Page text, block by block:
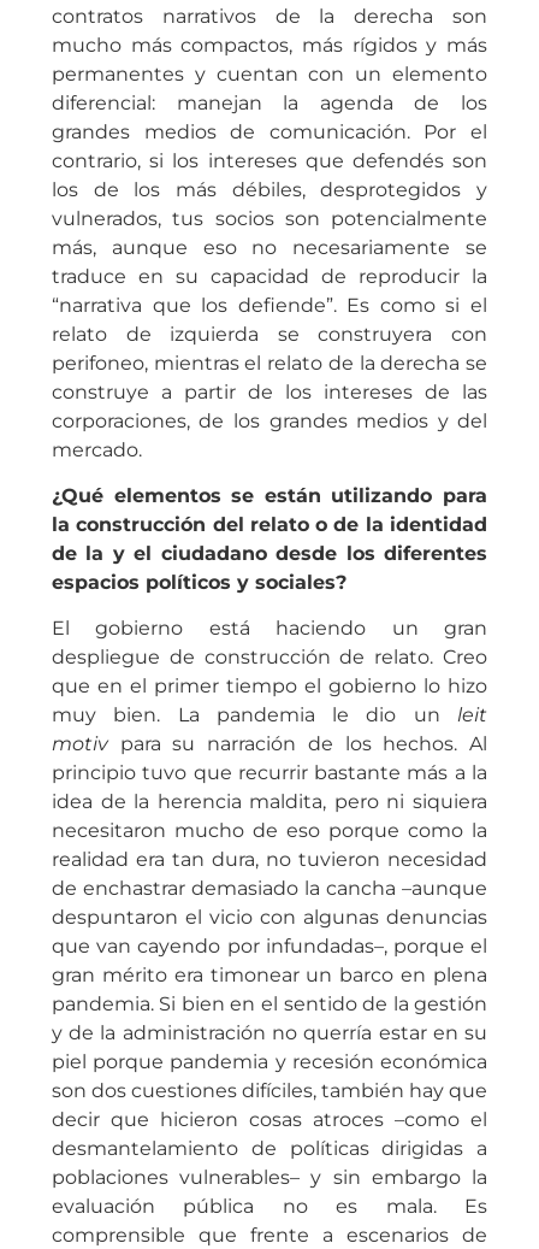
contratos narrativos de la derecha son
mucho más compactos, más rígidos y más
permanentes y cuentan con un elemento
diferencial: manejan la agenda de los
grandes medios de comunicación. Por el
contrario, si los intereses que defendés son
los de los más débiles, desprotegidos y
vulnerados, tus socios son potencialmente
más, aunque eso no necesariamente se
traduce en su capacidad de reproducir la
“narrativa que los defiende”. Es como si el
relato de izquierda se construyera con
perifoneo, mientras el relato de la derecha se
construye a partir de los intereses de las
corporaciones, de los grandes medios y del
mercado.
¿Qué elementos se están utilizando para
la construcción del relato o de la identidad
de la y el ciudadano desde los diferentes
espacios políticos y sociales?
El gobierno está haciendo un gran
despliegue de construcción de relato. Creo
que en el primer tiempo el gobierno lo hizo
muy bien. La pandemia le dio unleit
motiv para su narración de los hechos. Al
principio tuvo que recurrir bastante más a la
idea de la herencia maldita, pero ni siquiera
necesitaron mucho de eso porque como la
realidad era tan dura, no tuvieron necesidad
de enchastrar demasiado la cancha –aunque
despuntaron el vicio con algunas denuncias
que van cayendo por infundadas–, porque el
gran mérito era timonear un barco en plena
pandemia. Si bien en el sentido de la gestión
y de la administración no querría estar en su
piel porque pandemia y recesión económica
son dos cuestiones difíciles, también hay que
decir que hicieron cosas atroces –como el
desmantelamiento de políticas dirigidas a
poblaciones vulnerables– y sin embargo la
evaluación pública no es mala. Es
comprensible que frente a escenarios de